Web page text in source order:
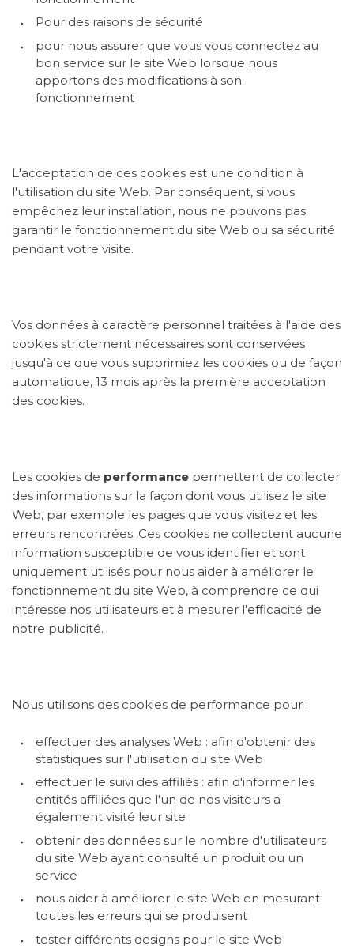
Pour des raisons de sécurité
pour nous assurer que vous vous connectez au
bon service sur le site Web lorsque nous
apportons des modifications à son
fonctionnement
L'acceptation de ces cookies est une condition à
l'utilisation du site Web. Par conséquent, si vous
empêchez leur installation, nous ne pouvons pas
garantir le fonctionnement du site Web ou sa sécurité
pendant votre visite.
Vos données à caractère personnel traitées à l'aide des
cookies strictement nécessaires sont conservées
jusqu'à ce que vous supprimiez les cookies ou de façon
automatique, 13 mois après la première acceptation
des cookies.
Les cookies de performance permettent de collecter
des informations sur la façon dont vous utilisez le site
Web, par exemple les pages que vous visitez et les
erreurs rencontrées. Ces cookies ne collectent aucune
information susceptible de vous identifier et sont
uniquement utilisés pour nous aider à améliorer le
fonctionnement du site Web, à comprendre ce qui
intéresse nos utilisateurs et à mesurer l'efficacité de
notre publicité.
Nous utilisons des cookies de performance pour :
effectuer des analyses Web : afin d'obtenir des
statistiques sur l'utilisation du site Web
effectuer le suivi des affiliés : afin d'informer les
entités affiliées que l'un de nos visiteurs a
également visité leur site
obtenir des données sur le nombre d'utilisateurs
du site Web ayant consulté un produit ou un
service
nous aider à améliorer le site Web en mesurant
toutes les erreurs qui se produisent
tester différents designs pour le site Web